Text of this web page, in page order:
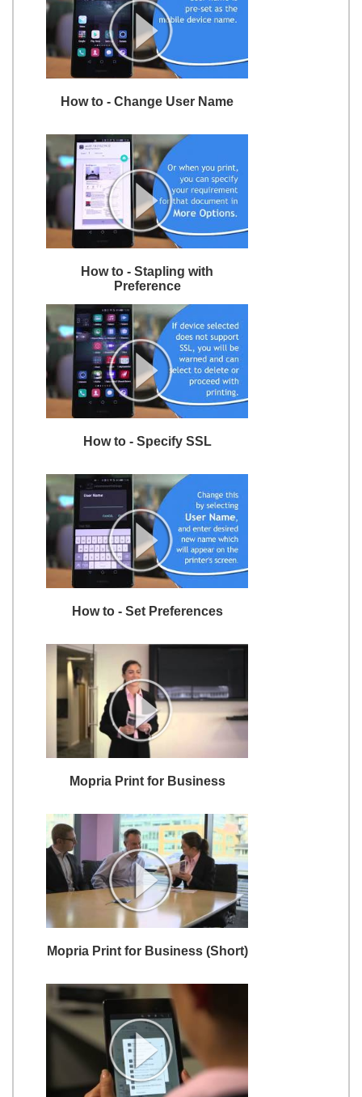
How to - Change User Name
How to - Stapling with
Preference
How to - Specify SSL
How to - Set Preferences
Mopria Print for Business
Mopria Print for Business (Short)